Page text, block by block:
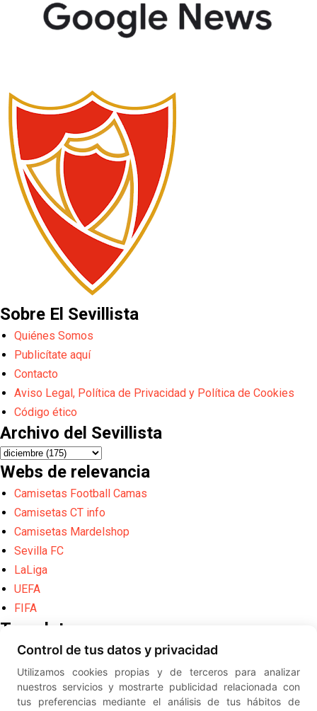
Sobre El Sevillista
Quiénes Somos
Publicítate aquí
Contacto
Aviso Legal, Política de Privacidad y Política de Cookies
Código ético
Archivo del Sevillista
Webs de relevancia
Camisetas Football Camas
Camisetas CT info
Camisetas Mardelshop
Sevilla FC
LaLiga
UEFA
FIFA
Translate
Powered by
Translate
Diseño web creado por Erick
© ElSevillista.es - Información sobre
Control de tus datos y privacidad
Utilizamos cookies propias y de terceros para analizar
nuestros servicios y mostrarte publicidad relacionada con
tus preferencias mediante el análisis de tus hábitos de